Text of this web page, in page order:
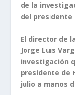
de la
del presidente
El director de
Jorge Luis
investigación
presidente de
julio a manos